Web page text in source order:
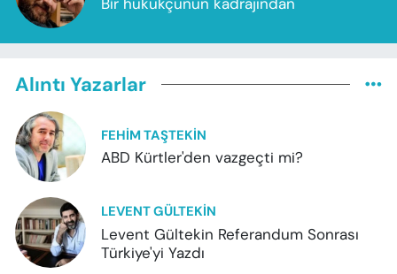
Alıntı Yazarlar
FEHIM TAŞTEKIN
ABD Kürtler'den vazgeçti mi?
LEVENT GÜLTEKIN
Levent Gültekin Referandum Sonrası
Türkiye'yi Yazdı